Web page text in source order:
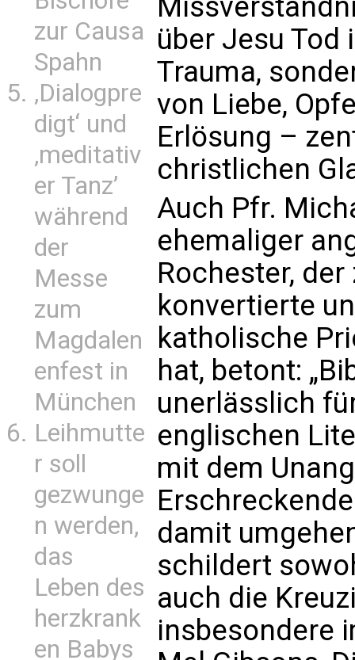
zur Causa
Spahn
‚Dialogpre
digt‘ und
‚meditativ
er Tanz’
während
der
Messe
zum
Magdalen
enfest in
München
Leihmutte
r soll
gezwunge
n werden,
das
Leben des
herzkrank
en Babys
über Jesu Tod
Trauma,
von Liebe,
Erlösung –
christlichen
Auch Pfr.
ehemaliger
Rochester,
konvertierte
katholische
hat, betont:
unerlässlich
englischen
mit dem
damit
schildert
auch die
insbesondere